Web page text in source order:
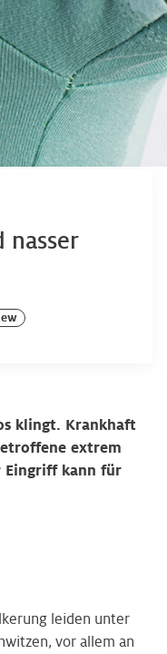
nasser
klingt. Krankhaft
extrem
Eingriff kann für
leiden unter
vor allem an